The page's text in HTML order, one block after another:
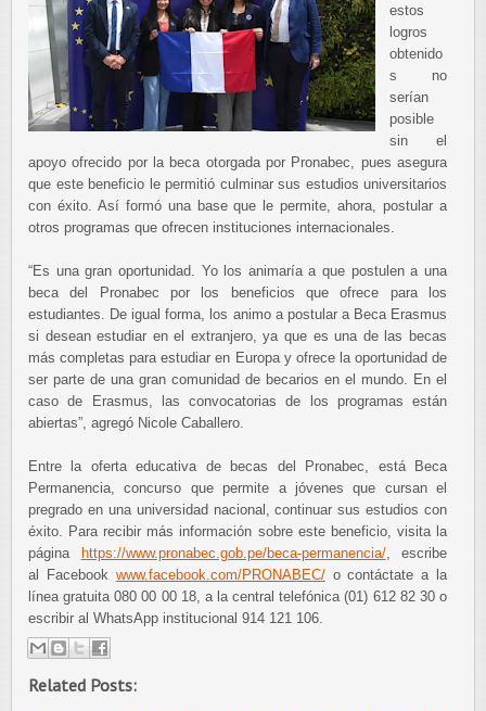
estos
logros
obtenido
s no
serían
posible
sin el
apoyo ofrecido por la beca otorgada por Pronabec, pues asegura
que este beneficio le permitió culminar sus estudios universitarios
con éxito. Así formó una base que le permite, ahora, postular a
otros programas que ofrecen instituciones internacionales.
“Es una gran oportunidad. Yo los animaría a que postulen a una
beca del Pronabec por los beneficios que ofrece para los
estudiantes. De igual forma, los animo a postular a Beca Erasmus
si desean estudiar en el extranjero, ya que es una de las becas
más completas para estudiar en Europa y ofrece la oportunidad de
ser parte de una gran comunidad de becarios en el mundo. En el
caso de Erasmus, las convocatorias de los programas están
abiertas”, agregó Nicole Caballero.
Entre la oferta educativa de becas del Pronabec, está Beca
Permanencia, concurso que permite a jóvenes que cursan el
pregrado en una universidad nacional, continuar sus estudios con
éxito. Para recibir más información sobre este beneficio, visita la
página
https://www.pronabec.gob.pe/beca-permanencia/, escribe
al Facebook www.facebook.com/PRONABEC/o contáctate a la
línea gratuita 080 00 00 18, a la central telefónica (01) 612 82 30 o
escribir al WhatsApp institucional 914 121 106.
Related Posts: